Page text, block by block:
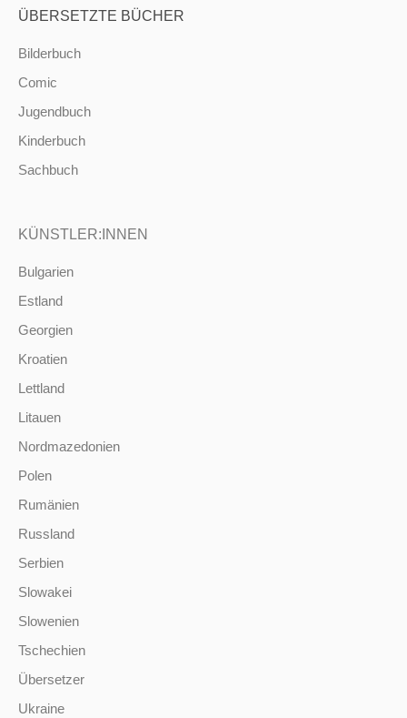
ÜBERSETZTE BÜCHER
Bilderbuch
Comic
Jugendbuch
Kinderbuch
Sachbuch
KÜNSTLER:INNEN
Bulgarien
Estland
Georgien
Kroatien
Lettland
Litauen
Nordmazedonien
Polen
Rumänien
Russland
Serbien
Slowakei
Slowenien
Tschechien
Übersetzer
Ukraine